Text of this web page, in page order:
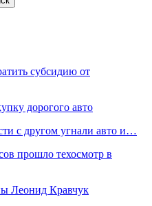
субсидию от
дорогого авто
с другом угнали авто и…
прошло техосмотр в
Леонид Кравчук